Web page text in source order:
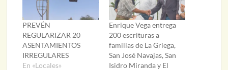
PREVÉN
REGULARIZAR 20
ASENTAMIENTOS
IRREGULARES
En «Locales»
Enrique Vega entrega
200 escrituras a
familias de La Griega,
San José Navajas, San
Isidro Miranda y El